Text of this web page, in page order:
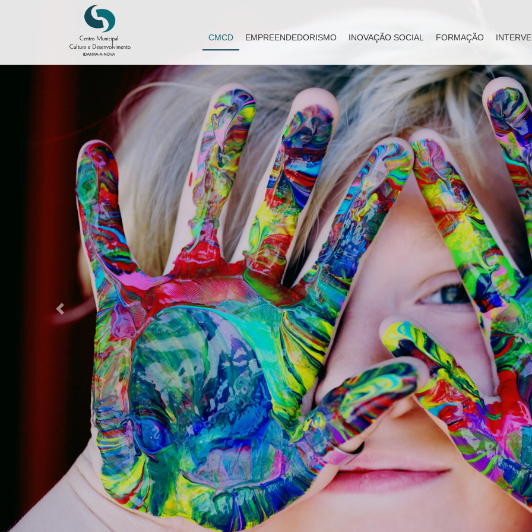
CMCD EMPREENDEDORISMO INOVAÇÃO SOCIAL FORMAÇÃO
Previous